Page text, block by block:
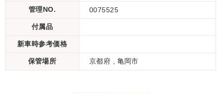
管理NO. 0075525
付属品
新車時参考価格
保管場所 京都府 , 亀岡市